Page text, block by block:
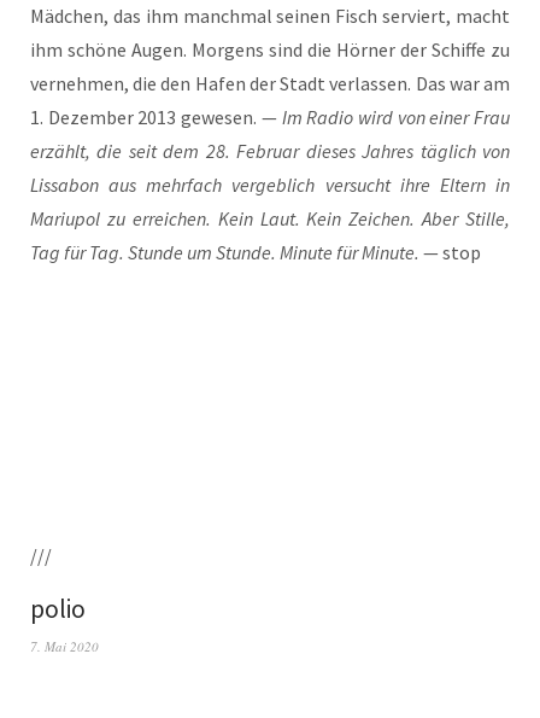
Mäd­chen, das ihm manch­mal sei­nen Fisch ser­viert, macht
ihm schö­ne Augen. Mor­gens sind die Hör­ner der Schif­fe zu
ver­neh­men, die den Hafen der Stadt ver­las­sen. Das war am
1. Dezem­ber 2013 gewe­sen. — Im Radio wird von einer Frau
erzählt, die seit dem 28. Febru­ar die­ses Jah­res täg­lich von
Lis­sa­bon aus mehr­fach ver­geb­lich ver­sucht ihre Eltern in
Mariu­pol zu errei­chen. Kein Laut. Kein Zei­chen. Aber Stil­le,
Tag für Tag. Stun­de um Stun­de. Minu­te für Minu­te. — stop
///
polio
7. Mai 2020